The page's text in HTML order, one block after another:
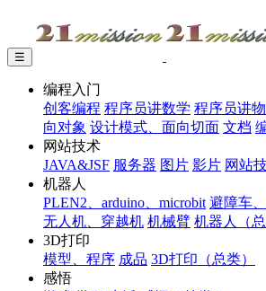
☰
编程入门
创客编程 程序员讲数学 程序员讲
向对象 设计模式、面向切面 文档
网站技术
JAVA&JSF 服务器 图片 影片 网站
机器人
PLEN2、arduino、microbit 避障车
无人机、穿越机 机械臂 机器人（总
3D打印
模型、程序 成品 3D打印（总类）
感悟